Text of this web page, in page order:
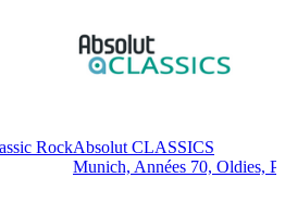
RockAbsolut CLASSICS
Munich, Années 70, Oldies,